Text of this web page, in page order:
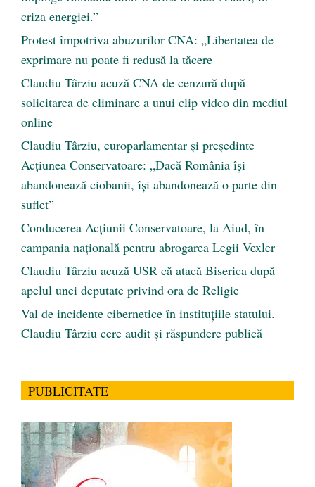
criza energiei.”
Protest împotriva abuzurilor CNA: „Libertatea de
exprimare nu poate fi redusă la tăcere
Claudiu Târziu acuză CNA de cenzură după
solicitarea de eliminare a unui clip video din mediul
online
Claudiu Târziu, europarlamentar și președinte
Acțiunea Conservatoare: „Dacă România își
abandonează ciobanii, își abandonează o parte din
suflet”
Conducerea Acțiunii Conservatoare, la Aiud, în
campania națională pentru abrogarea Legii Vexler
Claudiu Târziu acuză USR că atacă Biserica după
apelul unei deputate privind ora de Religie
Val de incidente cibernetice în instituțiile statului.
Claudiu Târziu cere audit și răspundere publică
PUBLICITATE